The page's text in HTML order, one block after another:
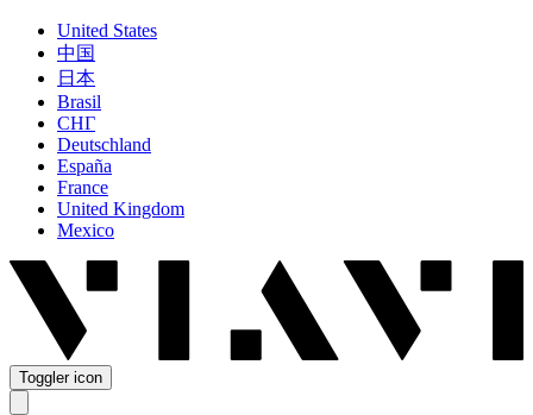
United States
中国
日本
Brasil
СНГ
Deutschland
España
France
United Kingdom
Mexico
Toggler icon